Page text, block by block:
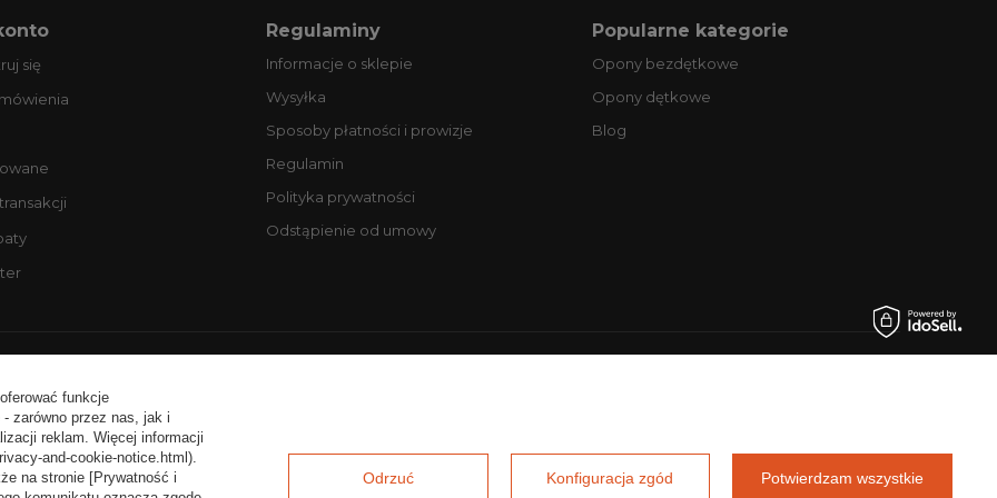
się
Regulaminy
Informacje o sklepie
Wysyłka
Sposoby płatności i prowizje
Regulamin
Polityka prywatności
Odstąpienie od umowy
Popularne kategorie
Opony bezdętkowe
Opony dętkowe
Blog
funkcje
- zarówno przez nas, jak i
reklam. Więcej informacji
and-cookie-notice.html).
na stronie [Prywatność i
Odrzuć Konfiguracja zgód Potwierdzam wszystkie